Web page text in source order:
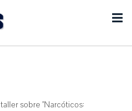
sobre "Narcóticos: